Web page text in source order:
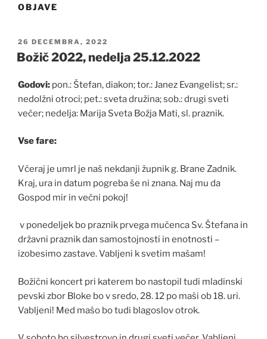
OBJAVE
OBJAVLJENO
DNE
26 DECEMBRA, 2022
Božič 2022, nedelja 25.12.2022
Godovi: pon.: Štefan, diakon; tor.: Janez Evangelist; sr.:
nedolžni otroci; pet.: sveta družina; sob.: drugi sveti
večer; nedelja: Marija Sveta Božja Mati, sl. praznik.
Vse fare:
Včeraj je umrl je naš nekdanji župnik g. Brane Zadnik.
Kraj, ura in datum pogreba še ni znana. Naj mu da
Gospod mir in večni pokoj!
v ponedeljek bo praznik prvega mučenca Sv. Štefana in
državni praznik dan samostojnosti in enotnosti –
izobesimo zastave. Vabljeni k svetim mašam!
Božični koncert pri katerem bo nastopil tudi mladinski
pevski zbor Bloke bo v sredo, 28. 12 po maši ob 18. uri.
Vabljeni! Med mašo bo tudi blagoslov otrok.